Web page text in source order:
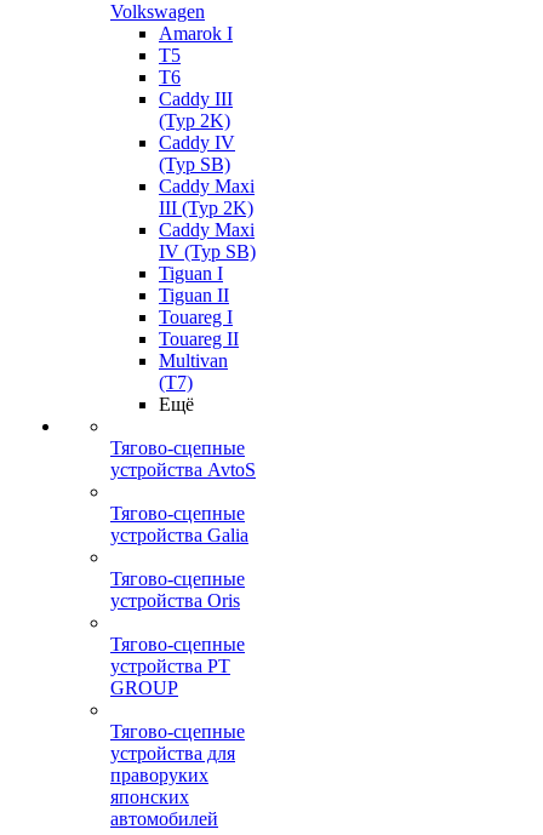
Volkswagen
Amarok I
T5
T6
Caddy III
(Typ 2K)
Caddy IV
(Typ SB)
Caddy Maxi
III (Typ 2K)
Caddy Maxi
IV (Typ SB)
Tiguan I
Tiguan II
Touareg I
Touareg II
Multivan
(T7)
Ещё
Тягово-сцепные
устройства AvtoS
Тягово-сцепные
устройства Galia
Тягово-сцепные
устройства Oris
Тягово-сцепные
устройства PT
GROUP
Тягово-сцепные
устройства для
праворуких
японских
автомобилей